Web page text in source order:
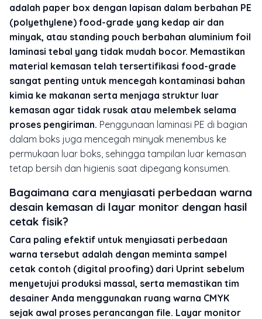
adalah paper box dengan lapisan dalam berbahan PE
(polyethylene) food-grade yang kedap air dan
minyak, atau standing pouch berbahan aluminium foil
laminasi tebal yang tidak mudah bocor. Memastikan
material kemasan telah tersertifikasi food-grade
sangat penting untuk mencegah kontaminasi bahan
kimia ke makanan serta menjaga struktur luar
kemasan agar tidak rusak atau melembek selama
proses pengiriman. Penggunaan laminasi PE di bagian
dalam boks juga mencegah minyak menembus ke
permukaan luar boks, sehingga tampilan luar kemasan
tetap bersih dan higienis saat dipegang konsumen.
Bagaimana cara menyiasati perbedaan warna
desain kemasan di layar monitor dengan hasil
cetak fisik?
Cara paling efektif untuk menyiasati perbedaan
warna tersebut adalah dengan meminta sampel
cetak contoh (digital proofing) dari Uprint sebelum
menyetujui produksi massal, serta memastikan tim
desainer Anda menggunakan ruang warna CMYK
sejak awal proses perancangan file. Layar monitor